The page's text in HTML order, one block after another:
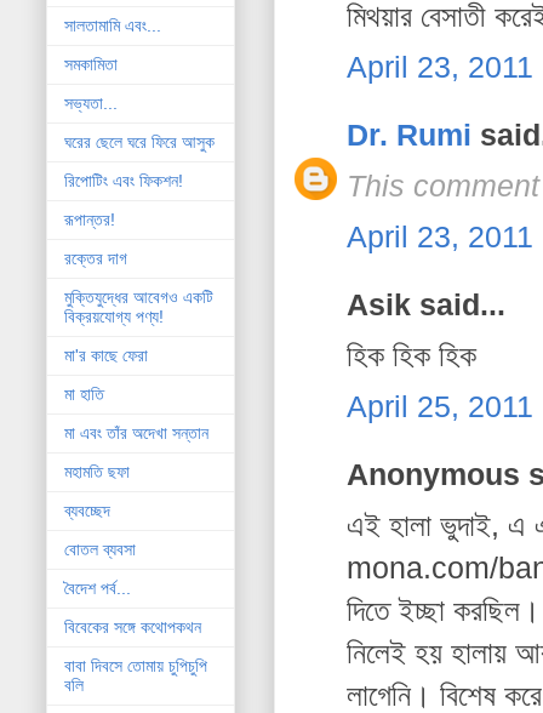
মিথয়ার বেসাতী
April 23, 2011
Dr. Rumi
This
April 23,
Asik said...
হিক হিক হিক
April 25, 2011
Anonymous
এই হালা ভুদাই, এ
mona.com/
দিতে ইচ্ছা
নিলেই হয় হালায়
লাগেনি। বিশেষ
সালতামামি এবং...
সমকামিতা
সভ্যতা...
ঘরের ছেলে ঘরে ফিরে আসুক
রিপোটিং এবং ফিকশন!
রূপান্তর!
রক্তের দাগ
মুক্তিযুদ্ধের আবেগও একটি
বিক্রয়যোগ্য পণ্য!
মা'র কাছে ফেরা
মা হাতি
মা এবং তাঁর অদেখা সন্তান
মহামতি ছফা
ব্যবচ্ছেদ
বোতল ব্যবসা
বৈদেশ পর্ব...
বিবেকের সঙ্গে কথোপকথন
বাবা দিবসে তোমায় চুপিচুপি
বলি